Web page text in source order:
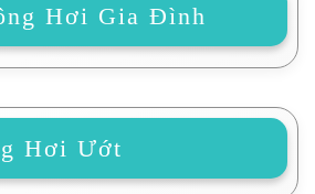
Hơi Gia Đình
Hơi Ướt